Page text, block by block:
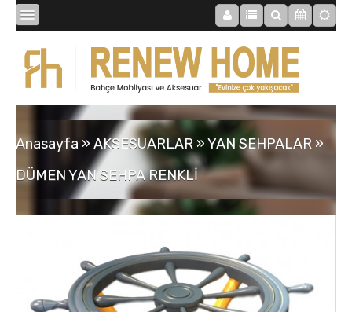
BİBLOLAR
SAATLER
MOBİLYALAR
TABLOLAR
Anasayfa » AKSESUARLAR »YAN SEHPALAR »
DÜMEN YAN SEHPA RENKLİ